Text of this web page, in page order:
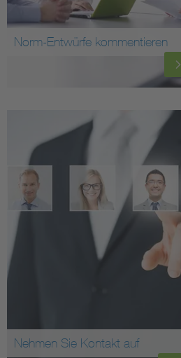
Norm-Entwürfe kommentieren
Nehmen Sie Kontakt auf